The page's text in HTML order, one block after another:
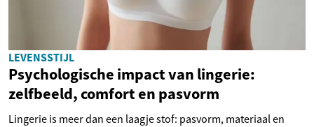
LEVENSSTIJL
Psychologische impact van lingerie:
zelfbeeld, comfort en pasvorm
Lingerie is meer dan een laagje stof: pasvorm, materiaal en